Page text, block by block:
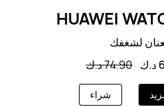
HUAWEI
لشغفك
74.90 د.ك
شراء